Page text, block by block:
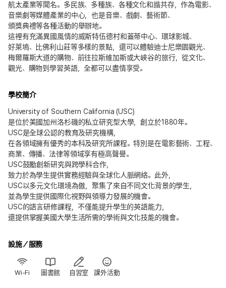
航太產業等聞名。多民族、多種族、各種文化和諧共存，作為電影、
音樂劇等媒體產業的中心，也是音樂、戲劇、藝術節、
頒獎典禮等各種活動的舉辦地。
這裡有充滿異國風情的威斯特伍德村和蓋蒂中心、環球影城、
好萊塢、比佛利山莊等多樣的景點，還可以體驗迪士尼樂園觀光、
梅爾羅斯大道的購物、前往拉斯維加斯或大峽谷的旅行，從文化、
觀光、購物到學習英語，全都可以盡情享受。
學校簡介
University of Southern California (USC)
是位於美國加州洛杉磯的私立研究型大學，創立於1880年。
USC是全球公認的教育及研究機構，
在各領域擁有優秀的本科及研究所課程。特別是在電影藝術、工程、
商業、傳播、法律等領域享有極高聲譽。
USC鼓勵創新研究與跨學科合作，
致力於為學生提供實務經驗與全球化人脈網絡。此外，
USC以多元文化環境為傲，聚集了來自不同文化背景的學生，
並為學生提供國際化視野與領導力發展的機會。
USC的語言研修課程，不僅能提升學生的英語能力，
還提供掌握美國大學生活所需的學術與文化技能的機會。
設施／服務
Wi-Fi 圖書館 自習室 課外活動